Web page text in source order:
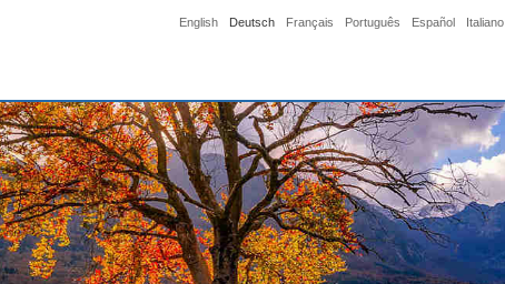
English Deutsch Français Português Español Italiano